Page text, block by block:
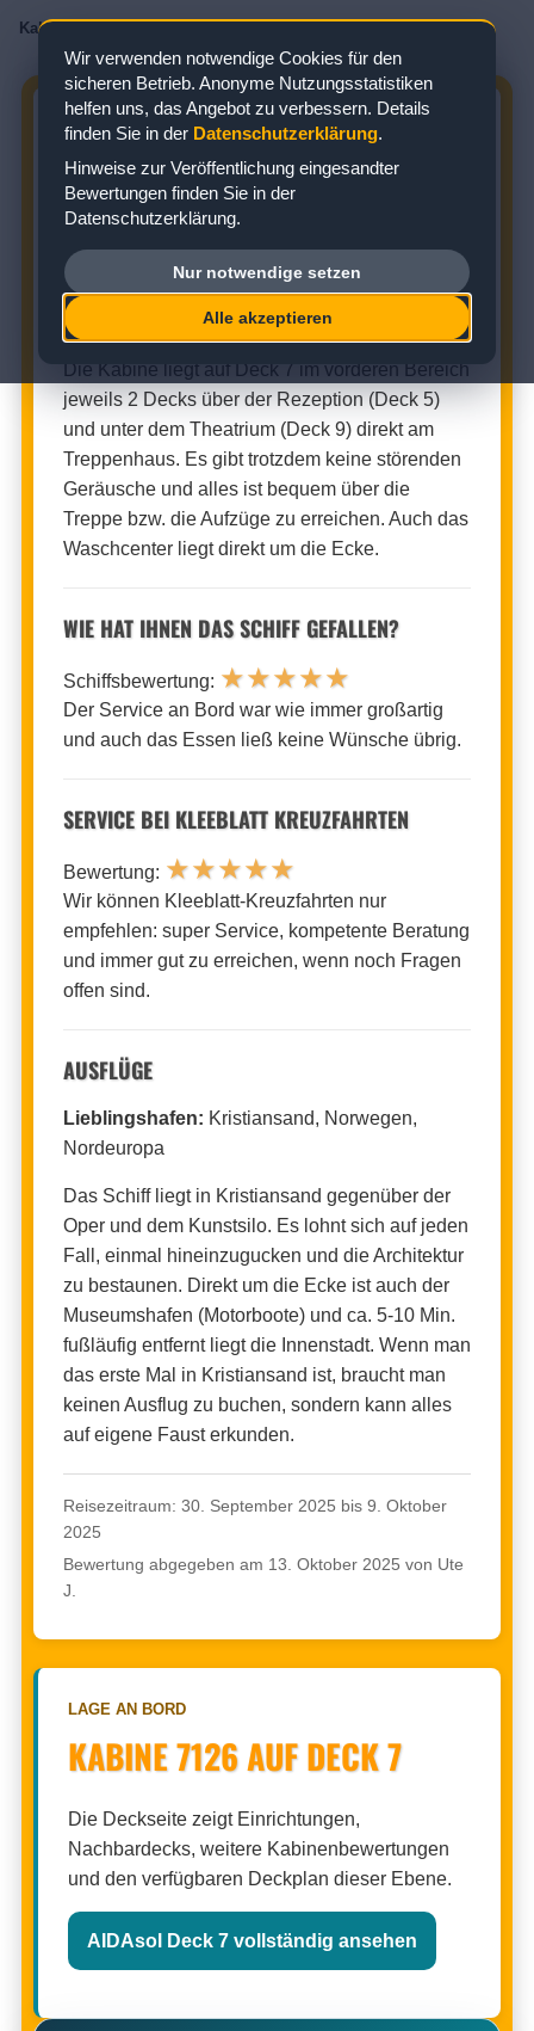
Kabinenbewertungen
AIDASOL KABINE 7126:
BEWERTUNG ZUR BALKONKABINE
Zielgebiet: Nordeuropa
BALKONKABINE (KABINENNUMMER: 7126)
Kabinenbewertung:★★★★★
Die Kabine liegt auf Deck 7 im vorderen Bereich
jeweils 2 Decks über der Rezeption (Deck 5)
und unter dem Theatrium (Deck 9) direkt am
Treppenhaus. Es gibt trotzdem keine störenden
Geräusche und alles ist bequem über die
Treppe bzw. die Aufzüge zu erreichen. Auch das
Waschcenter liegt direkt um die Ecke.
WIE HAT IHNEN DAS SCHIFF GEFALLEN?
Schiffsbewertung: ★★★★★
Der Service an Bord war wie immer großartig
und auch das Essen ließ keine Wünsche übrig.
SERVICE BEI KLEEBLATT KREUZFAHRTEN
Bewertung: ★★★★★
Wir können Kleeblatt-Kreuzfahrten nur
empfehlen: super Service, kompetente Beratung
und immer gut zu erreichen, wenn noch Fragen
offen sind.
AUSFLÜGE
Lieblingshafen: Kristiansand, Norwegen,
Nordeuropa
Das Schiff liegt in Kristiansand gegenüber der
Oper und dem Kunstsilo. Es lohnt sich auf jeden
Fall, einmal hineinzugucken und die Architektur
zu bestaunen. Direkt um die Ecke ist auch der
Museumshafen (Motorboote) und ca. 5-10 Min.
fußläufig entfernt liegt die Innenstadt. Wenn man
das erste Mal in Kristiansand ist, braucht man
keinen Ausflug zu buchen, sondern kann alles
auf eigene Faust erkunden.
Reisezeitraum: 30. September 2025 bis 9. Oktober
2025
Bewertung abgegeben am 13. Oktober 2025 von Ute
J.
LAGE AN BORD
KABINE 7126 AUF DECK 7
Die Deckseite zeigt Einrichtungen,
Nachbardecks, weitere Kabinenbewertungen
und den verfügbaren Deckplan dieser Ebene.
AIDAsol Deck 7 vollständig ansehen
Wir verwenden notwendige Cookies für den
sicheren Betrieb. Anonyme Nutzungsstatistiken
helfen uns, das Angebot zu verbessern. Details
finden Sie in der Datenschutzerklärung.
Hinweise zur Veröffentlichung eingesandter
Bewertungen finden Sie in der
Datenschutzerklärung.
Nur notwendige setzen
Alle akzeptieren